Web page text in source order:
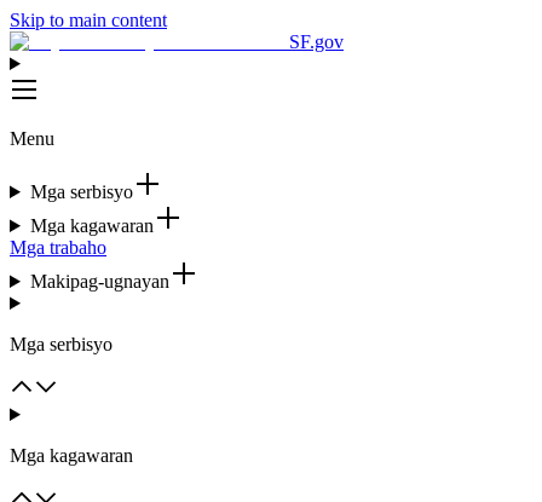
Skip to main content
SF.gov
Menu
Mga serbisyo
Mga kagawaran
Mga trabaho
Makipag-ugnayan
Mga serbisyo
Mga kagawaran